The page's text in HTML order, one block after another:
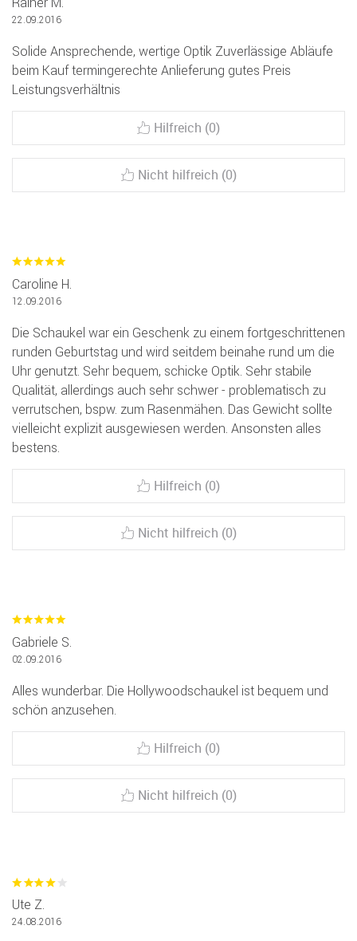
22.09.2016
Solide Ansprechende, wertige Optik Zuverlässige Abläufe
beim Kauf termingerechte Anlieferung gutes Preis
Leistungsverhältnis
Hilfreich (0)
Nicht hilfreich (0)
Caroline H.
12.09.2016
Die Schaukel war ein Geschenk zu einem fortgeschrittenen
runden Geburtstag und wird seitdem beinahe rund um die
Uhr genutzt. Sehr bequem, schicke Optik. Sehr stabile
Qualität, allerdings auch sehr schwer - problematisch zu
verrutschen, bspw. zum Rasenmähen. Das Gewicht sollte
vielleicht explizit ausgewiesen werden. Ansonsten alles
bestens.
Hilfreich (0)
Nicht hilfreich (0)
Gabriele S.
02.09.2016
Alles wunderbar. Die Hollywoodschaukel ist bequem und
schön anzusehen.
Hilfreich (0)
Nicht hilfreich (0)
Ute Z.
24.08.2016